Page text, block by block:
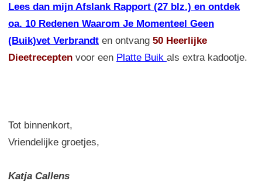
Lees dan mijn Afslank Rapport (27 blz.) en ontdek
oa. 10 Redenen Waarom Je Momenteel Geen
(Buik)vet Verbrandt en ontvang 50 Heerlijke
Dieetrecepten voor een Platte Buik als extra kadootje.
Tot binnenkort,
Vriendelijke groetjes,
Katja Callens